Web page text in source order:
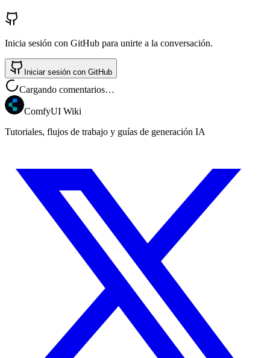
Inicia sesión con GitHub para unirte a la conversación.
Iniciar sesión con GitHub
Cargando comentarios…
ComfyUI Wiki
Tutoriales, flujos de trabajo y guías de generación IA